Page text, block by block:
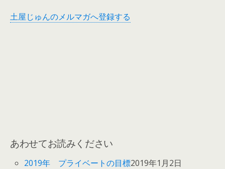
土屋じゅんのメルマガへ登録する
あわせてお読みください
2019年 プライベートの目標2019年1月2日